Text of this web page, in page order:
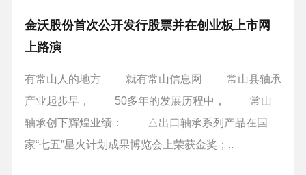
金沃股份首次公开发行股票并在创业板上市网
上路演
有常山人的地方 就有常山信息网 常山县轴承
产业起步早， 50多年的发展历程中， 常山
轴承创下辉煌业绩： △出口轴承系列产品在国
家“七五”星火计划成果博览会上荣获金奖；..